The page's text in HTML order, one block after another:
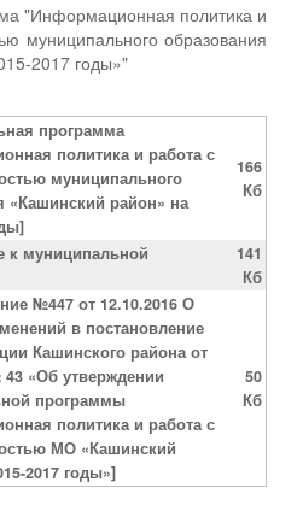
"Информационная политика и
муниципального образования
2017 годы»"
программа
политика и работа с
муниципального
«Кашинский район» на
166
Кб
к муниципальной
141
Кб
№447 от 12.10.2016 О
в постановление
Кашинского района от
«Об утверждении
программы
политика и работа с
МО «Кашинский
2017 годы»]
50
Кб